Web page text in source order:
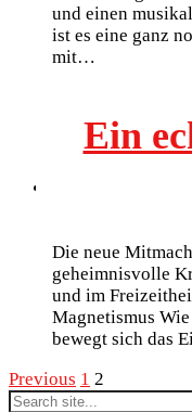
und einen
ist es eine ganz
mit…
Ein
Die neue
geheimnisvolle
und im
Magnetismus
bewegt sich das
Previous 1 2
Search